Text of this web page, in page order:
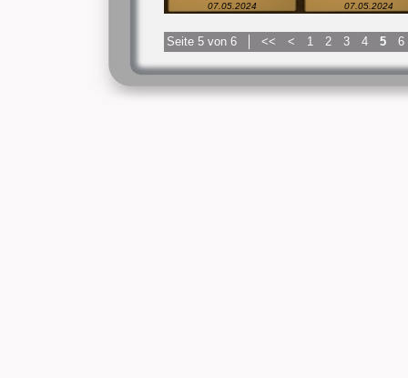
07.05.2024 07.05.2024
Seite 5 von 6 << < 1 2 3 4 5 6